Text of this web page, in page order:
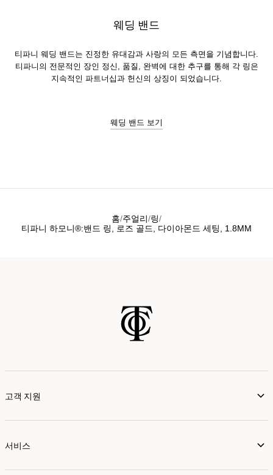
웨딩 밴드
티파니 웨딩 밴드는 진정한 유대감과 사랑의 모든 측면을 기념합니다.
티파니의 전문적인 장인 정신, 품질, 완벽에 대한 추구를 통해 각 링은
지속적인 파트너십과 헌신의 상징이 되었습니다.
웨딩 밴드 보기
홈 주얼리 링
티파니 하모니®:밴드 링, 로즈 골드, 다이아몬드 세팅, 1.8MM
고객 지원
서비스